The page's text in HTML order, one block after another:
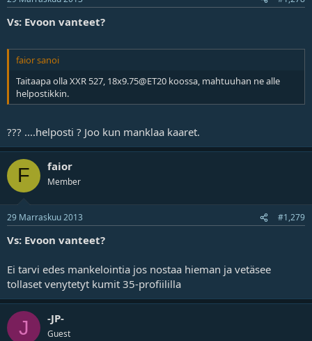
Vs: Evoon vanteet?
faior sanoi
Taitaapa olla XXR 527, 18x9.75@ET20 koossa, mahtuuhan ne alle
helpostikkin.
??? ....helposti ? Joo kun manklaa kaaret.
F faior
Member
29 Marraskuu 2013 #1,279
Vs: Evoon vanteet?
Ei tarvi edes mankelointia jos nostaa hieman ja vetäsee
tollaset venytetyt kumit 35-profiililla
J -JP-
Guest